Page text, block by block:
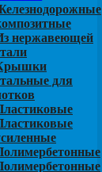
нержавеющей
для